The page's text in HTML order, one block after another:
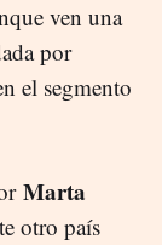
ven una
por
el segmento
Marta
otro país